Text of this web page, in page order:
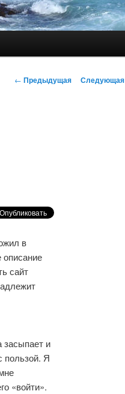
Навигация
← Предыдущая Следующая
в
описание
сайт
засыпает и
пользой. Я
«войти».